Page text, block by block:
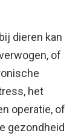
bij dieren kan
of
het
operatie, of
gezondheid